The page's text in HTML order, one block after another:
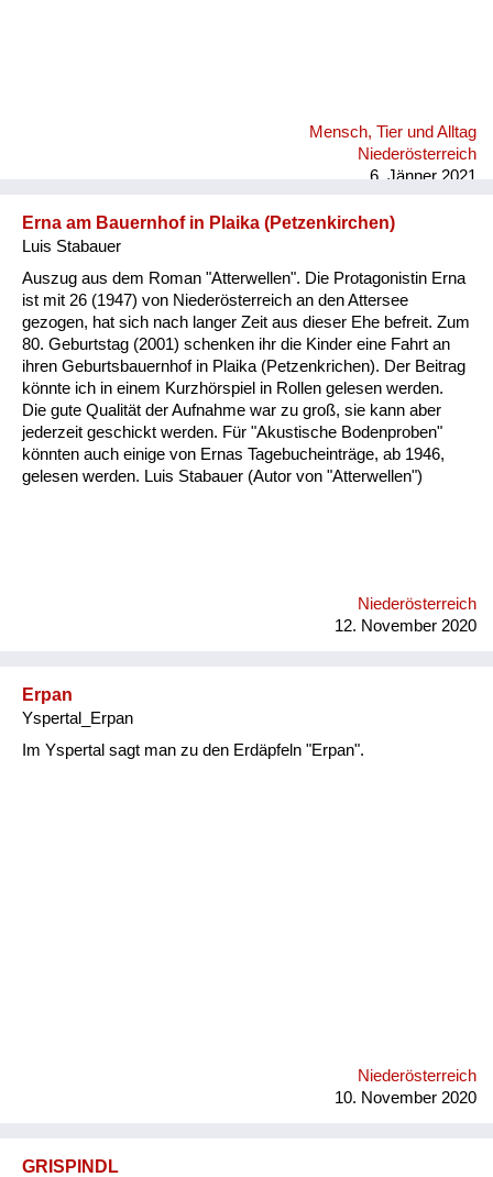
Mensch, Tier und Alltag
Niederösterreich
6. Jänner 2021
Erna am Bauernhof in Plaika (Petzenkirchen)
Luis Stabauer
Auszug aus dem Roman "Atterwellen". Die Protagonistin Erna
ist mit 26 (1947) von Niederösterreich an den Attersee
gezogen, hat sich nach langer Zeit aus dieser Ehe befreit. Zum
80. Geburtstag (2001) schenken ihr die Kinder eine Fahrt an
ihren Geburtsbauernhof in Plaika (Petzenkrichen). Der Beitrag
könnte ich in einem Kurzhörspiel in Rollen gelesen werden.
Die gute Qualität der Aufnahme war zu groß, sie kann aber
jederzeit geschickt werden. Für "Akustische Bodenproben"
könnten auch einige von Ernas Tagebucheinträge, ab 1946,
gelesen werden. Luis Stabauer (Autor von "Atterwellen")
Niederösterreich
12. November 2020
Erpan
Yspertal_Erpan
Im Yspertal sagt man zu den Erdäpfeln "Erpan".
Niederösterreich
10. November 2020
GRISPINDL